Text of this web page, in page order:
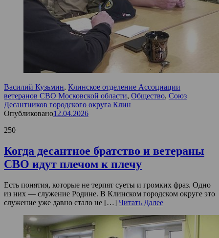
Василий Кузьмин, Клинское отделение Ассоциации
ветеранов СВО Московской области, Общество, Союз
Десантников городского округа Клин
Опубликовано12.04.2026
250
Когда десантное братство и ветераны
СВО идут плечом к плечу
Есть понятия, которые не терпят суеты и громких фраз. Одно
из них — служение Родине. В Клинском городском округе это
служение уже давно стало не […] Читать Далее